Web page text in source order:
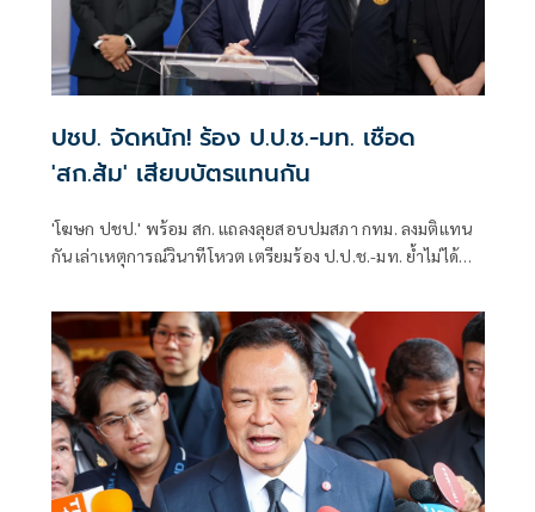
ปชป. จัดหนัก! ร้อง ป.ป.ช.-มท. เชือด
'สก.ส้ม' เสียบบัตรแทนกัน
'โฆษก ปชป.' พร้อม สก. แถลงลุยสอบปมสภา กทม. ลงมติแทน
กัน เล่าเหตุการณ์วินาทีโหวต เตรียมร้อง ป.ป.ช.-มท. ย้ำไม่ได้